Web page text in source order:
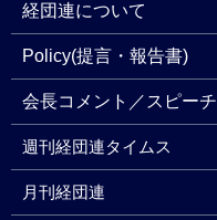
経団連について
Policy(提言・報告書)
会長コメント／スピーチ
週刊経団連タイムス
月刊経団連